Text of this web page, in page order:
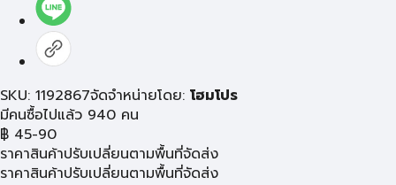
SKU: 1192867จัดจำหน่ายโดย: โฮมโปร
มีคนซื้อไปแล้ว 940 คน
฿ 45-90
ราคาสินค้าปรับเปลี่ยนตามพื้นที่จัดส่ง
ราคาสินค้าปรับเปลี่ยนตามพื้นที่จัดส่ง